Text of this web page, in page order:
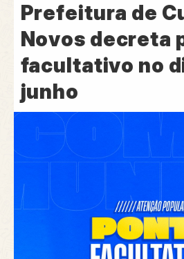
Prefeitura de
Novos decreta
facultativo no
junho